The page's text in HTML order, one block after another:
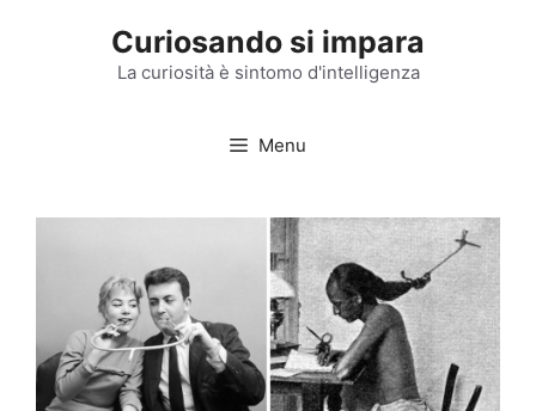
Curiosando si impara
La curiosità è sintomo d'intelligenza
Menu